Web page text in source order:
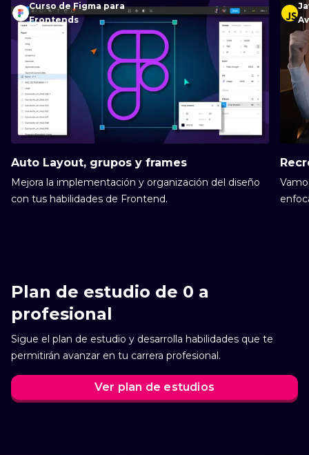
Auto Layout, grupos y frames
Mejora la implementación y organización del diseño
con tus habilidades de Frontend.
Curso de Figma para
Frontends
Plan de estudio de 0 a
profesional
Sigue el plan de estudio y desarrolla habilidades que te
permitirán avanzar en tu carrera profesional.
Ver plan de estudios